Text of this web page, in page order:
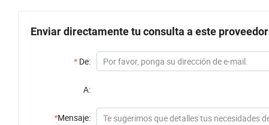
Enviar directamente tu consulta a este proveedor
* De:
A:
*Mensaje: